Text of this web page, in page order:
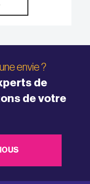
envie ?
de
de votre